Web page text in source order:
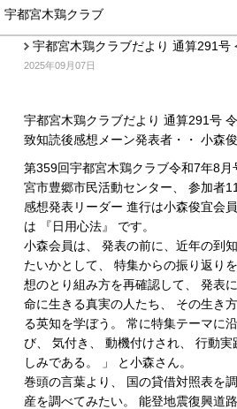
宇都宮木鶏クラブ
宇都宮木鶏クラブだより 通算291号
2025年09月07日
宇都宮木鶏クラブだより 通算291号
致知読後感想メーン発表者・・ 小森俊
第359回宇都宮木鶏クラブ令和7年8
宮市豊郷市民活動センター、 参加者
感想発表リーダー 進行は小森俊宜会
は 『日用心法』 です。
小森会員は、 発表の前に、近年の到
たいかとして、 特集からの振り返り
想のとり組み方を再確認して、 発表
命に生きる真実の人たち、 その生き
る英知を学ぼう。 常に特集テーマに
び、 気付き、 動機付けされ、 行動
しみである。 」 と小森さん。
巻頭の言葉より、 国の貸借対照表を
産を調べてみたい。 能登地震復興道